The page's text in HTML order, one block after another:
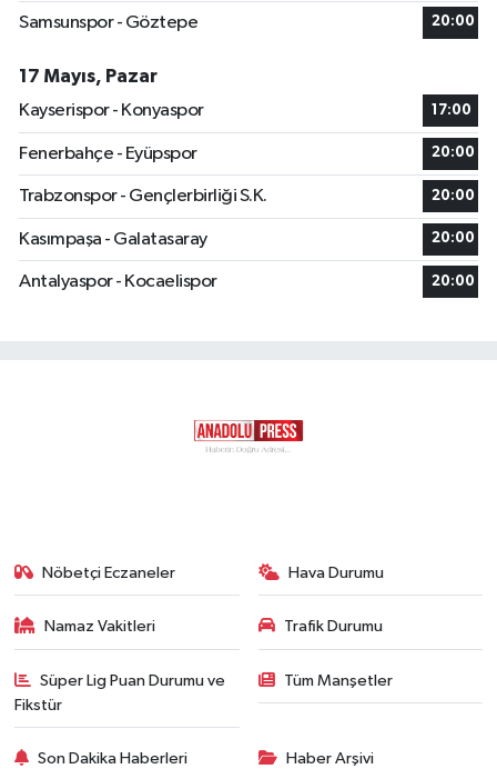
Samsunspor - Göztepe 20:00
17 Mayıs, Pazar
Kayserispor - Konyaspor
17:00
Fenerbahçe - Eyüpspor 20:00
Trabzonspor - Gençlerbirliği S.K. 20:00
Kasımpaşa - Galatasaray 20:00
Antalyaspor - Kocaelispor 20:00
Nöbetçi Eczaneler Hava Durumu
Namaz Vakitleri Trafik Durumu
Süper Lig Puan Durumu ve
Fikstür
Tüm Manşetler
Son Dakika Haberleri Haber Arşivi